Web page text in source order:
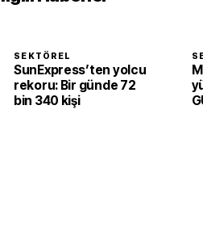
SEKTÖREL
SunExpress’ten yolcu
rekoru: Bir günde 72
bin 340 kişi